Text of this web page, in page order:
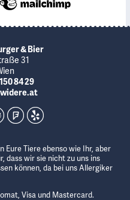
& Bier
31
84 29
Eure Tiere ebenso wie Ihr, aber
dass wir sie nicht zu uns ins
können, da bei uns Allergiker
Visa und Mastercard.